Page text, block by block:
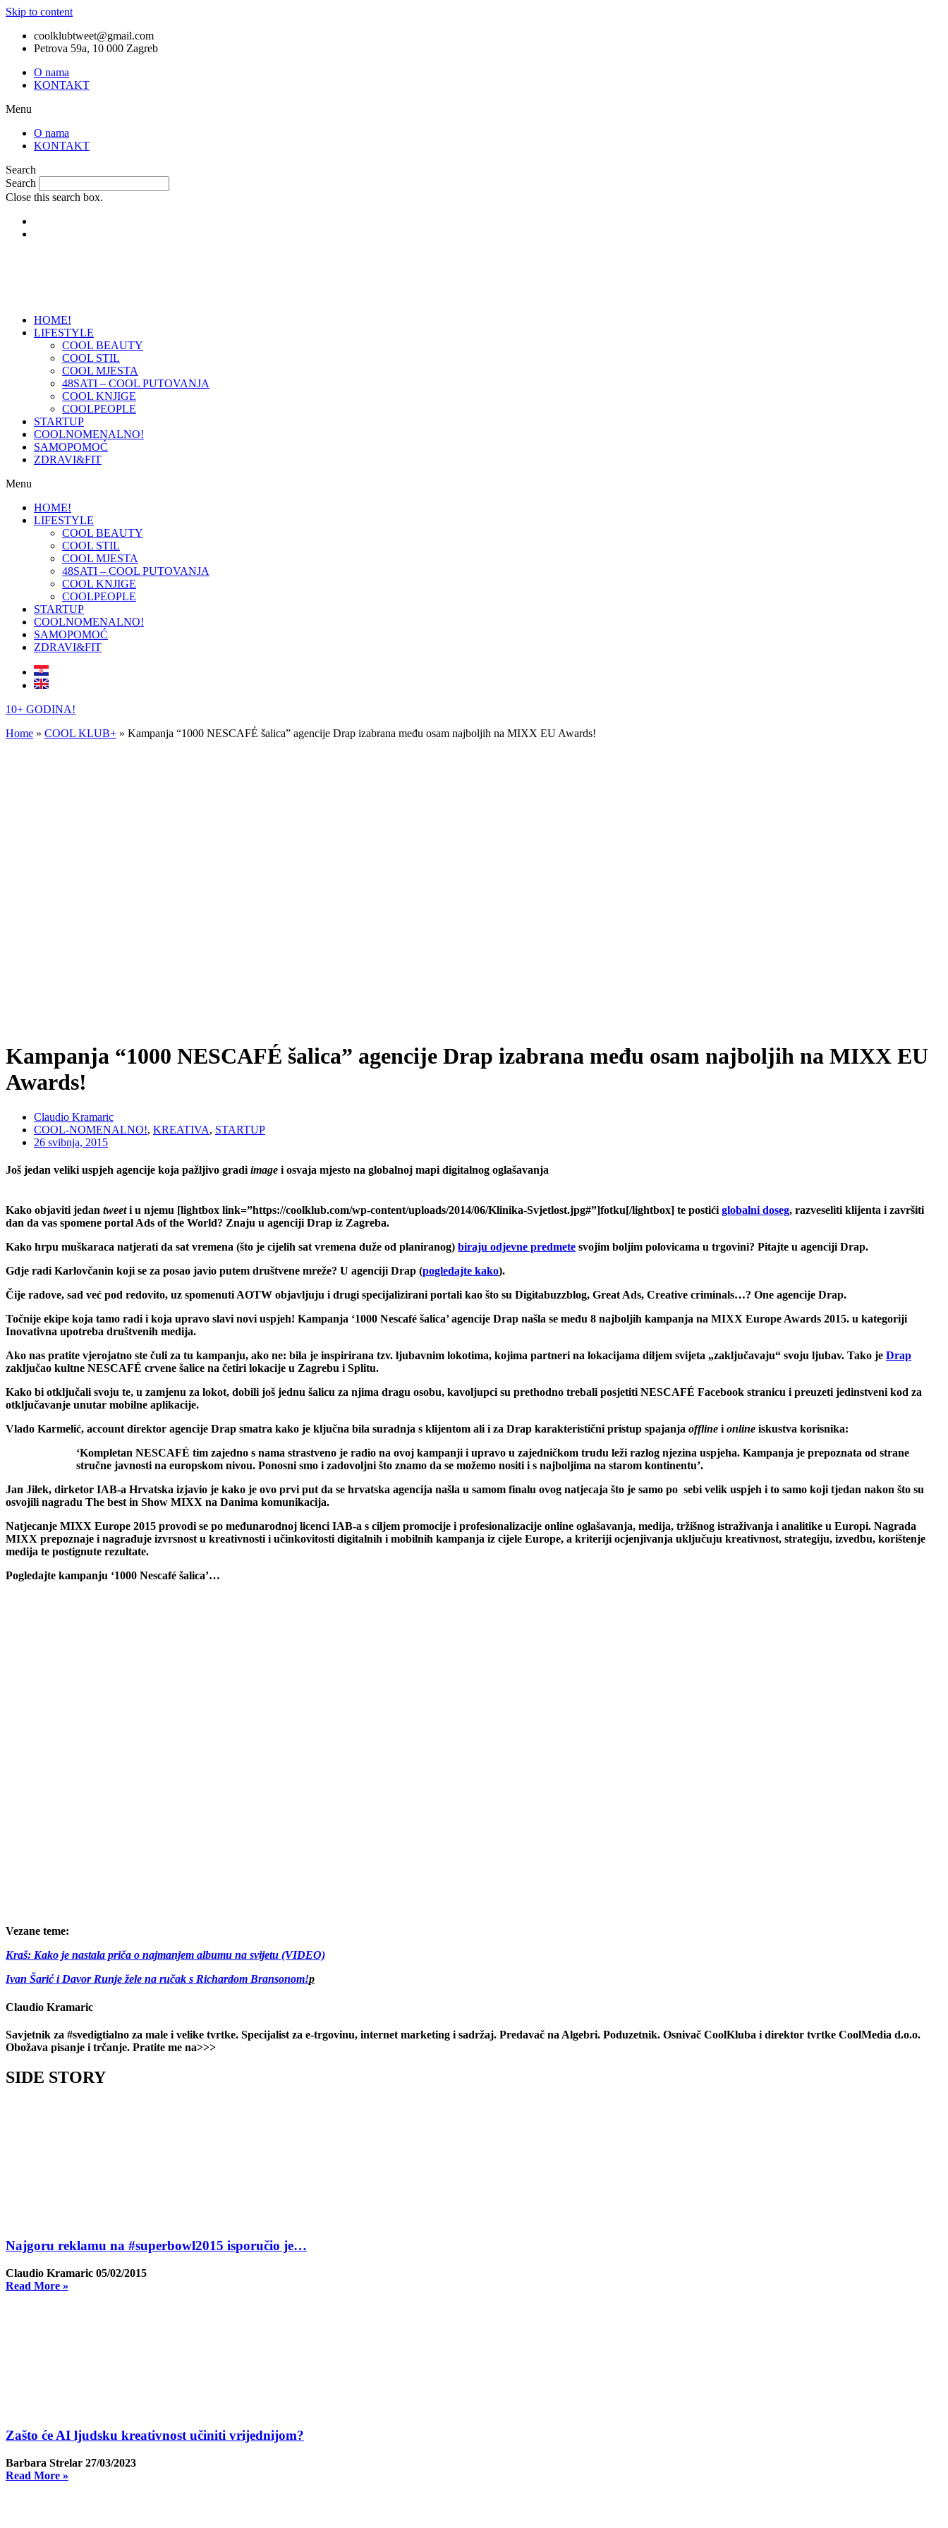
Skip to content
coolklubtweet@gmail.com
Petrova 59a, 10 000 Zagreb
O nama
KONTAKT
Menu
O nama
KONTAKT
Search
Search
Close this search box.
HOME!
LIFESTYLE
COOL BEAUTY
COOL STIL
COOL MJESTA
48SATI – COOL PUTOVANJA
COOL KNJIGE
COOLPEOPLE
STARTUP
COOLNOMENALNO!
SAMOPOMOĆ
ZDRAVI&FIT
Menu
HOME!
LIFESTYLE
COOL BEAUTY
COOL STIL
COOL MJESTA
48SATI – COOL PUTOVANJA
COOL KNJIGE
COOLPEOPLE
STARTUP
COOLNOMENALNO!
SAMOPOMOĆ
ZDRAVI&FIT
10+ GODINA!
Home » COOL KLUB+ » Kampanja “1000 NESCAFÉ šalica” agencije Drap izabrana među osam najboljih na MIXX EU Awards!
Kampanja “1000 NESCAFÉ šalica” agencije Drap izabrana među osam najboljih na MIXX EU
Awards!
Claudio Kramaric
COOL-NOMENALNO!, KREATIVA, STARTUP
26 svibnja, 2015
Još jedan veliki uspjeh agencije koja pažljivo gradi image i osvaja mjesto na globalnoj mapi digitalnog oglašavanja
Kako objaviti jedan tweeti u njemu [lightbox link=”https://coolklub.com/wp-content/uploads/2014/06/Klinika-Svjetlost.jpg#”]fotku[/lightbox] te postićiglobalni doseg, razveseliti klijenta i završiti
dan da vas spomene portal Ads of the World? Znaju u agenciji Drap iz Zagreba.
Kako hrpu muškaraca natjerati da sat vremena (što je cijelih sat vremena duže od planiranog) biraju odjevne predmete svojim boljim polovicama u trgovini? Pitajte u agenciji Drap.
Gdje radi Karlovčanin koji se za posao javio putem društvene mreže? U agenciji Drap (pogledajte kako).
Čije radove, sad već pod redovito, uz spomenuti AOTW objavljuju i drugi specijalizirani portali kao što su Digitabuzzblog, Great Ads, Creative criminals…? One agencije Drap.
Točnije ekipe koja tamo radi i koja upravo slavi novi uspjeh! Kampanja ‘1000 Nescafé šalica’agencije Drap našla se među 8 najboljih kampanja na MIXX Europe Awards 2015. u kategoriji
Inovativna upotreba društvenih medija.
Ako nas pratite vjerojatno ste čuli za tu kampanju, ako ne: bila je inspirirana tzv. ljubavnim lokotima, kojima partneri na lokacijama diljem svijeta „zaključavaju“ svoju ljubav. Tako je Drap
zaključao kultne NESCAFÉ crvene šalice na četiri lokacije u Zagrebu i Splitu.
Kako bi otključali svoju te, u zamjenu za lokot, dobili još jednu šalicu za njima dragu osobu, kavoljupci su prethodno trebali posjetiti NESCAFÉ Facebook stranicu i preuzeti jedinstveni kod za
otključavanje unutar mobilne aplikacije.
Vlado Karmelić, account direktor agencije Drap smatra kako je ključna bila suradnja s klijentom ali i za Drap karakteristični pristup spajanja offline ionline iskustva korisnika:
‘Kompletan NESCAFÉ tim zajedno s nama strastveno je radio na ovoj kampanji i upravo u zajedničkom trudu leži razlog njezina uspjeha. Kampanja je prepoznata od strane
stručne javnosti na europskom nivou. Ponosni smo i zadovoljni što znamo da se možemo nositi i s najboljima na starom kontinentu’.
Jan Jilek, dirketor IAB-a Hrvatska izjavio je kako je ovo prvi put da se hrvatska agencija našla u samom finalu ovog natjecaja što je samo po sebi velik uspjeh i to samo koji tjedan nakon što su
osvojili nagradu The best in Show MIXX na Danima komunikacija.
Natjecanje MIXX Europe 2015 provodi se po međunarodnoj licenci IAB-a s ciljem promocije i profesionalizacije online oglašavanja, medija, tržišnog istraživanja i analitike u Europi. Nagrada
MIXX prepoznaje i nagrađuje izvrsnost u kreativnosti i učinkovitosti digitalnih i mobilnih kampanja iz cijele Europe, a kriteriji ocjenjivanja uključuju kreativnost, strategiju, izvedbu, korištenje
medija te postignute rezultate.
Pogledajte kampanju ‘1000 Nescafé šalica’…
Vezane teme:
Kraš: Kako je nastala priča o najmanjem albumu na svijetu (VIDEO)
Ivan Šarić i Davor Runje žele na ručak s Richardom Bransonom!p
Claudio Kramaric
Savjetnik za #svedigtialno za male i velike tvrtke. Specijalist za e-trgovinu, internet marketing i sadržaj. Predavač na Algebri. Poduzetnik. Osnivač CoolKluba i direktor tvrtke CoolMedia d.o.o.
Obožava pisanje i trčanje. Pratite me na>>>
SIDE STORY
Najgoru reklamu na #superbowl2015 isporučio je…
Claudio Kramaric 05/02/2015
Read More »
Zašto će AI ljudsku kreativnost učiniti vrijednijom?
Barbara Strelar 27/03/2023
Read More »